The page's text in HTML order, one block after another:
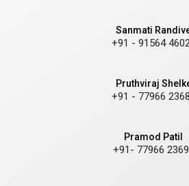
Sanmati
+91 - 91564
Pruthviraj
+91 - 77966
Pramod Patil
+91- 77966